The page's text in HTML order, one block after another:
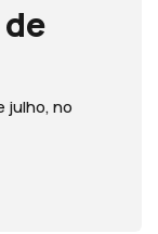
julho, no